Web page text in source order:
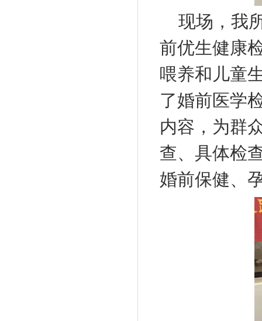
现场，我
前优生健康
喂养和儿童
了婚前医学
内容，为群
查、具体检
婚前保健、